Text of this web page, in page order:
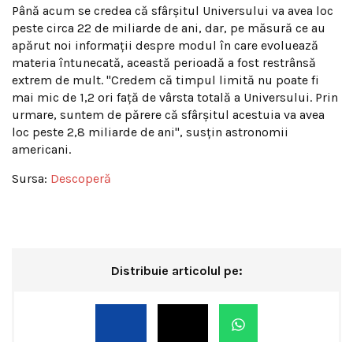
Până acum se credea că sfârşitul Universului va avea loc
peste circa 22 de miliarde de ani, dar, pe măsură ce au
apărut noi informaţii despre modul în care evoluează
materia întunecată, această perioadă a fost restrânsă
extrem de mult. "Credem că timpul limită nu poate fi
mai mic de 1,2 ori faţă de vârsta totală a Universului. Prin
urmare, suntem de părere că sfârşitul acestuia va avea
loc peste 2,8 miliarde de ani", susţin astronomii
americani.
Sursa: Descoperă
Distribuie articolul pe: